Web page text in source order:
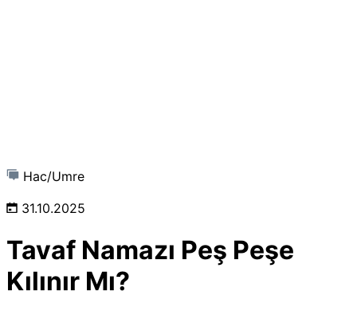
Hac/Umre
31.10.2025
Tavaf Namazı Peş Peşe
Kılınır Mı?